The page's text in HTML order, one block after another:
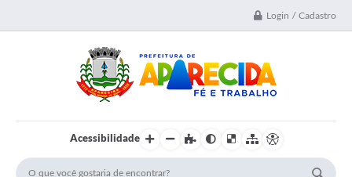
Login / Cadastro
Acessibilidade